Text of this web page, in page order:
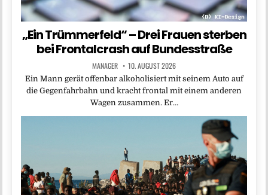
„Ein Trümmerfeld“ – Drei Frauen sterben
bei Frontalcrash auf Bundesstraße
MANAGER 10. AUGUST 2026
Ein Mann gerät offenbar alkoholisiert mit seinem Auto auf
die Gegenfahrbahn und kracht frontal mit einem anderen
Wagen zusammen. Er…